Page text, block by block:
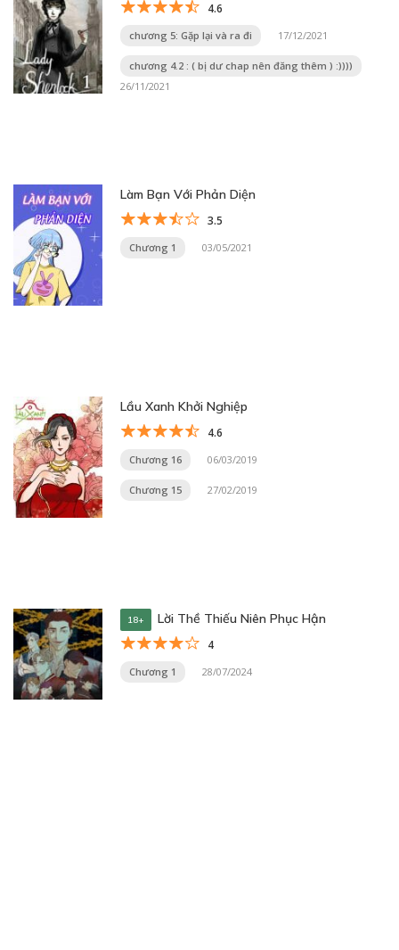
4.6
chương 5: Gặp lại và ra đi 17/12/2021
chương 4.2 : ( bị dư chap nên đăng thêm ) :))))
26/11/2021
Làm Bạn Với Phản Diện
3.5
Chương 1 03/05/2021
Lầu Xanh Khởi Nghiệp
4.6
Chương 16 06/03/2019
Chương 15 27/02/2019
18+ Lời Thề Thiếu Niên Phục Hận
4
Chương 1 28/07/2024